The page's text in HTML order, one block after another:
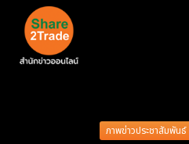
ภาพข่าวประชาสัมพันธ์